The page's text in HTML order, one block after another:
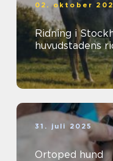
02. oktober
Ridning i
huvudstadens
31. juli 2025
Ortoped hund